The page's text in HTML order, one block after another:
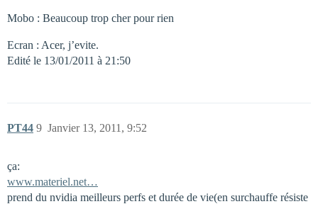
Mobo : Beaucoup trop cher pour rien
Ecran : Acer, j’evite.
Edité le 13/01/2011 à 21:50
PT44 Janvier 13, 2011, 9:52
9
ça:
www.materiel.net…
prend du nvidia meilleurs perfs et durée de vie(en surchauffe résiste